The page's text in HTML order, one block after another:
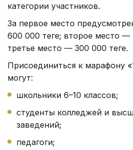
категории участников.
За первое место
600 000 теңге; второе место —
третье место — 300 000 теңге.
Присоединиться к марафону
могут:
школьники 6–10 классов;
студенты колледжей и
заведений;
педагоги;